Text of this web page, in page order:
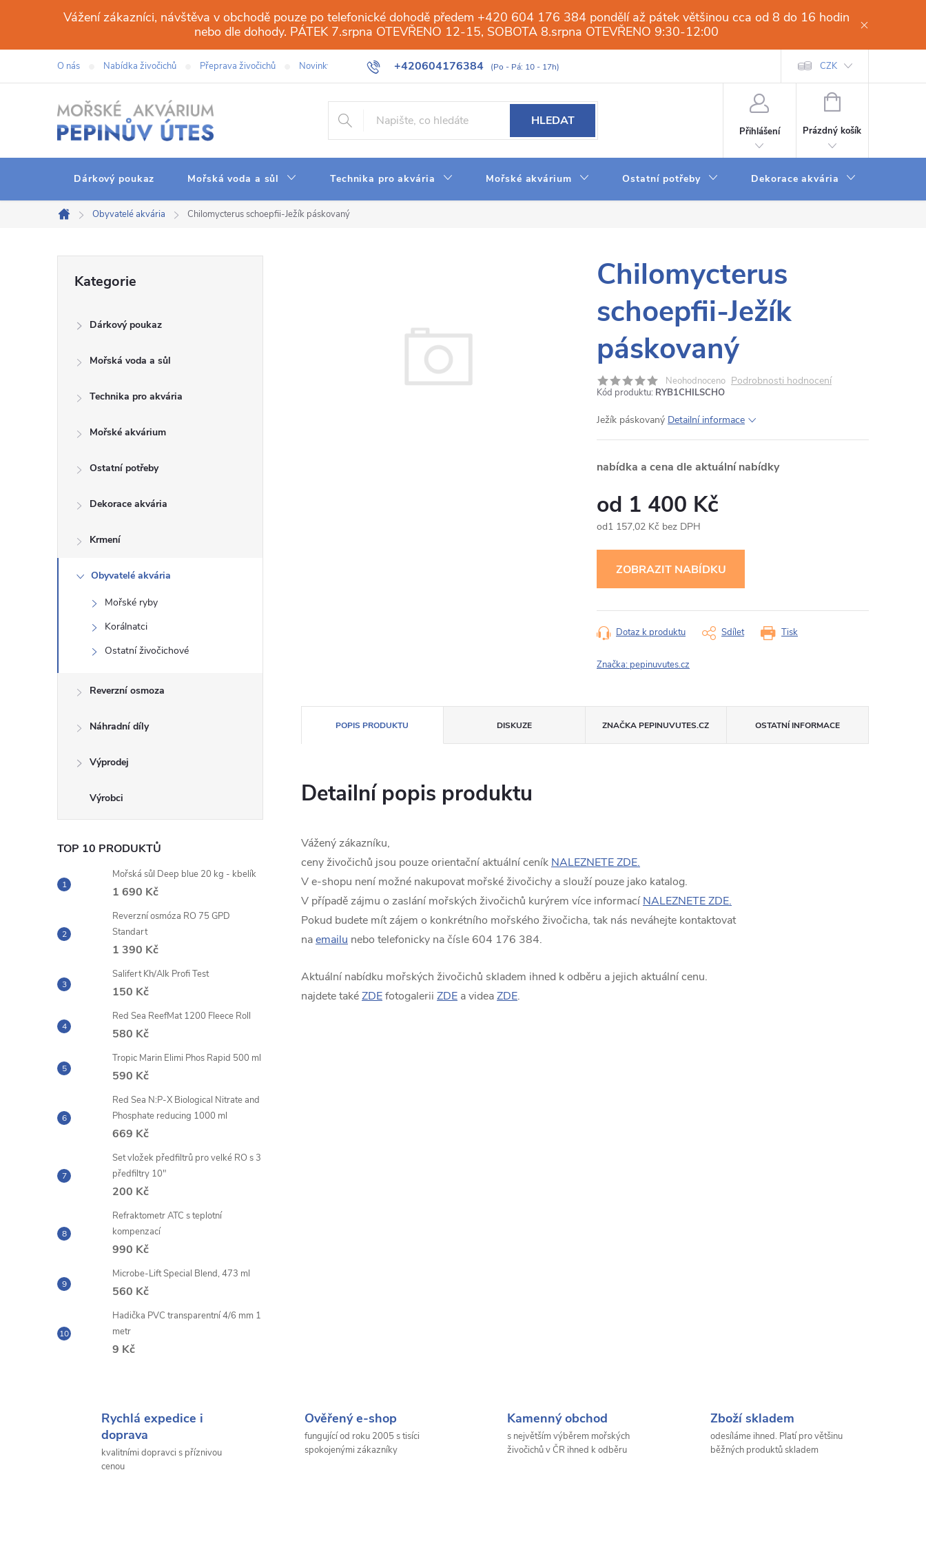
obsah
Vážení zákazníci, návštěva v obchodě pouze po telefonické dohodě předem +420 604 176 384 pondělí až pátek většinou cca od 8 do 16 hodin
nebo dle dohody. PÁTEK 7.srpna OTEVŘENO 12-15, SOBOTA 8.srpna OTEVŘENO 9:30-12:00
+420604176384
O nás Nabídka živočichů Přeprava živočichů Novinky Galerie Obchod Web Slovník pojmů Obchodní podmínky Dodací a platební
CZK
HLEDAT
Přihlášení
NÁKUPNÍ
Prázdný košík
Dárkový poukaz Mořská voda a sůl Technika pro akvária Mořské akvárium Ostatní potřeby Dekorace akvária
Domů
Obyvatelé akvária Chilomycterus schoepfii-Ježík páskovaný
e
kategorie
Kategorie
Dárkový poukaz
Mořská voda a sůl
Technika pro akvária
Mořské akvárium
Ostatní potřeby
Dekorace akvária
Krmení
Obyvatelé akvária
Mořské ryby
Korálnatci
Ostatní živočichové
Reverzní osmoza
Náhradní díly
Výprodej
TOP 10 PRODUKTŮ
Mořská sůl Deep blue 20 kg - kbelík
1 690 Kč
Reverzní osmóza RO 75 GPD
Standart
1 390 Kč
Salifert Kh/Alk Profi Test
150 Kč
Red Sea ReefMat 1200 Fleece Roll
580 Kč
Tropic Marin Elimi Phos Rapid 500 ml
590 Kč
Red Sea N:P-X Biological Nitrate and
Phosphate reducing 1000 ml
669 Kč
Set vložek předfiltrů pro velké RO s 3
předfiltry 10"
200 Kč
Refraktometr ATC s teplotní
kompenzací
990 Kč
Microbe-Lift Special Blend, 473 ml
560 Kč
Hadička PVC transparentní 4/6 mm 1
metr
9 Kč
Chilomycterus
schoepfii-Ježík
páskovaný
Neohodnoceno Podrobnosti hodnocení
Kód produktu: RYB1CHILSCHO
Ježík páskovaný Detailní informace
nabídka a cena dle aktuální nabídky
1 400 Kč
1 157,02 Kč bez DPH
Tisk
Dotaz k produktu Sdílet
Značka: pepinuvutes.cz
POPIS PRODUKTU DISKUZE ZNAČKA PEPINUVUTES.CZ OSTATNÍ INFORMACE
Detailní popis produktu
Vážený zákazníku,
ceny živočichů jsou pouze orientační aktuální ceník NALEZNETE ZDE.
V e-shopu není možné nakupovat mořské živočichy a slouží pouze jako katalog.
V případě zájmu o zaslání mořských živočichů kurýrem více informací NALEZNETE ZDE.
Pokud budete mít zájem o konkrétního mořského živočicha, tak nás neváhejte kontaktovat
naemailu nebo telefonicky na čísle 604 176 384.
Aktuální nabídku mořských živočichů skladem ihned k odběru a jejich aktuální cenu.
najdete takéZDEfotogalerii ZDE a videaZDE.
Rychlá expedice i
doprava
kvalitními dopravci s příznivou
cenou
Ověřený e-shop
fungující od roku 2005 s tisíci
spokojenými zákazníky
Kamenný obchod
s největším výběrem mořských
živočichů v ČR ihned k odběru
Zboží skladem
odesíláme ihned. Platí pro většinu
běžných produktů skladem